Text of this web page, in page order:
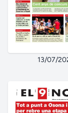
13/07/